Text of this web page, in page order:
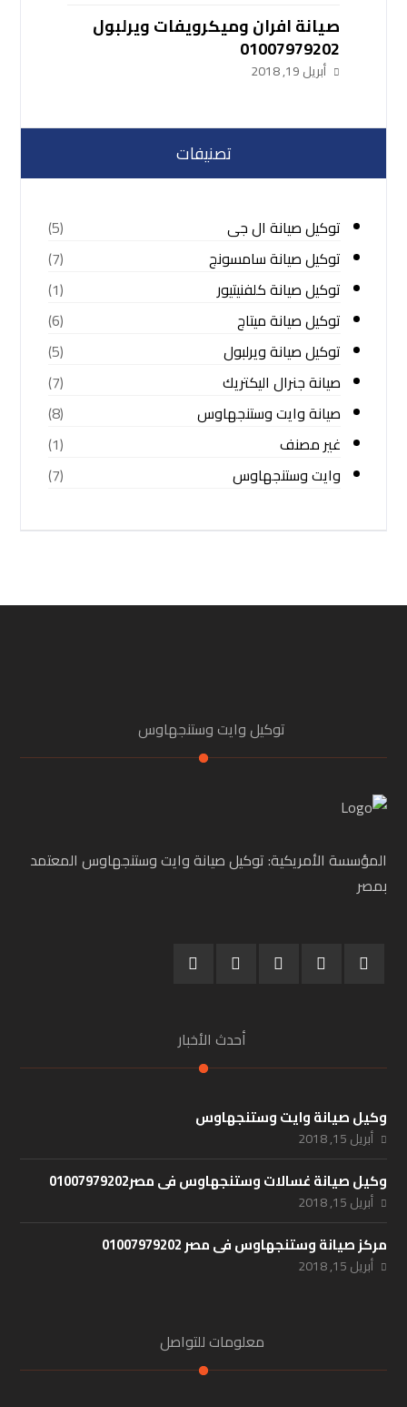
صيانة افران وميكرويفات ويرلبول
01007979202
أبريل 19, 2018
تصنيفات
توكيل صيانة ال جى
(5)
توكيل صيانة سامسونج
(7)
توكيل صيانة كلفنيتيور
(1)
توكيل صيانة ميتاج
(6)
توكيل صيانة ويرلبول
(5)
صيانة جنرال اليكتريك
(7)
صيانة وايت وستنجهاوس
(8)
غير مصنف
(1)
وايت وستنجهاوس
(7)
توكيل وايت وستنجهاوس
المؤسسة الأمريكية: توكيل صيانة وايت وستنجهاوس المعتمد
بمصر
أحدث الأخبار
وكيل صيانة وايت وستنجهاوس
أبريل 15, 2018
وكيل صيانة غسالات وستنجهاوس فى مصر01007979202
أبريل 15, 2018
مركز صيانة وستنجهاوس فى مصر 01007979202
أبريل 15, 2018
معلومات للتواصل